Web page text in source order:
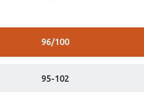
95-102
96/100